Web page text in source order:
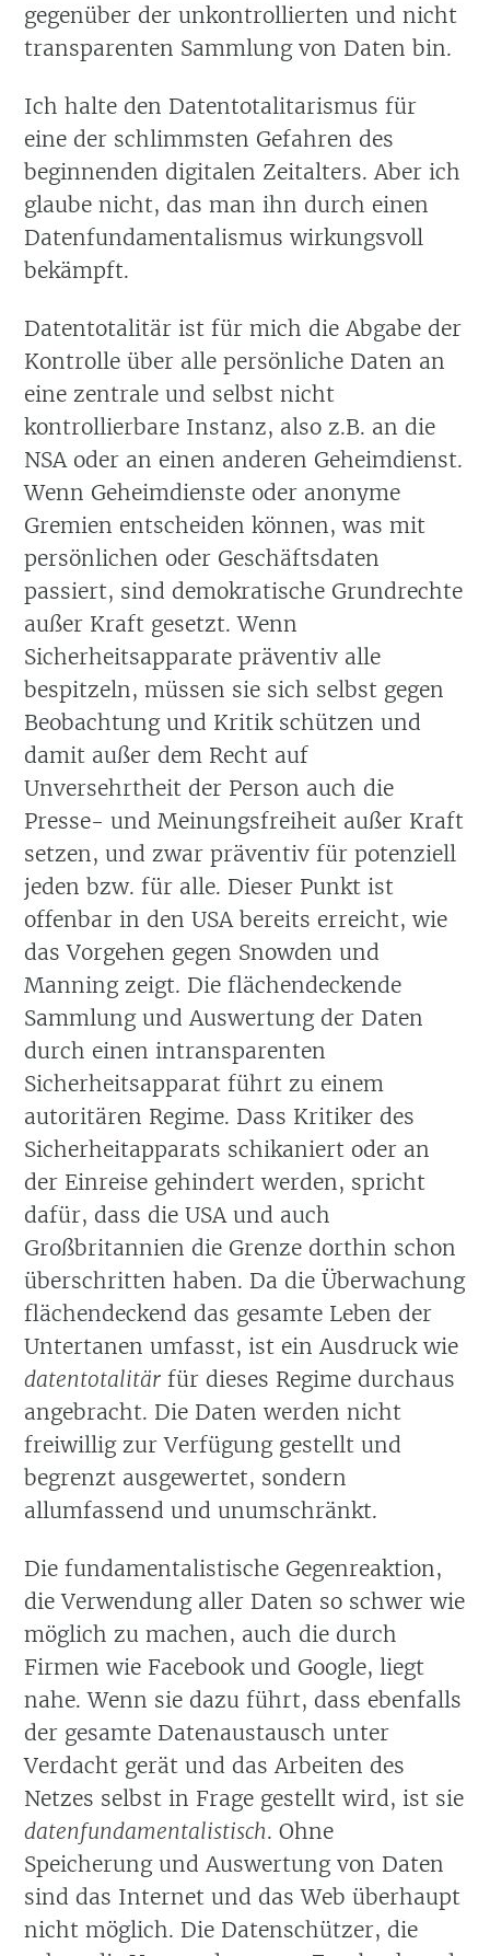
gegenüber der unkontrollierten und nicht
transparenten Sammlung von Daten bin.
Ich halte den Datentotalitarismus für
eine der schlimmsten Gefahren des
beginnenden digitalen Zeitalters. Aber ich
glaube nicht, das man ihn durch einen
Datenfundamentalismus wirkungsvoll
bekämpft.
Datentotalitär ist für mich die Abgabe der
Kontrolle über alle persönliche Daten an
eine zentrale und selbst nicht
kontrollierbare Instanz, also z.B. an die
NSA oder an einen anderen Geheimdienst.
Wenn Geheimdienste oder anonyme
Gremien entscheiden können, was mit
persönlichen oder Geschäftsdaten
passiert, sind demokratische Grundrechte
außer Kraft gesetzt. Wenn
Sicherheitsapparate präventiv alle
bespitzeln, müssen sie sich selbst gegen
Beobachtung und Kritik schützen und
damit außer dem Recht auf
Unversehrtheit der Person auch die
Presse- und Meinungsfreiheit außer Kraft
setzen, und zwar präventiv für potenziell
jeden bzw. für alle. Dieser Punkt ist
offenbar in den USA bereits erreicht, wie
das Vorgehen gegen Snowden und
Manning zeigt. Die flächendeckende
Sammlung und Auswertung der Daten
durch einen intransparenten
Sicherheitsapparat führt zu einem
autoritären Regime. Dass Kritiker des
Sicherheitapparats schikaniert oder an
der Einreise gehindert werden, spricht
dafür, dass die USA und auch
Großbritannien die Grenze dorthin schon
überschritten haben. Da die Überwachung
flächendeckend das gesamte Leben der
Untertanen umfasst, ist ein Ausdruck wie
datentotalitär für dieses Regime durchaus
angebracht. Die Daten werden nicht
freiwillig zur Verfügung gestellt und
begrenzt ausgewertet, sondern
allumfassend und unumschränkt.
Die fundamentalistische Gegenreaktion,
die Verwendung aller Daten so schwer wie
möglich zu machen, auch die durch
Firmen wie Facebook und Google, liegt
nahe. Wenn sie dazu führt, dass ebenfalls
der gesamte Datenaustausch unter
Verdacht gerät und das Arbeiten des
Netzes selbst in Frage gestellt wird, ist sie
datenfundamentalistisch. Ohne
Speicherung und Auswertung von Daten
sind das Internet und das Web überhaupt
nicht möglich. Die Datenschützer, die